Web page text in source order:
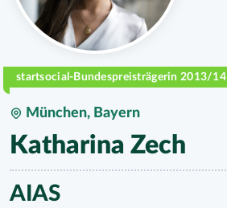
startsocial-Bundespreisträgerin 2013/14
München, Bayern
Katharina Zech
AIAS